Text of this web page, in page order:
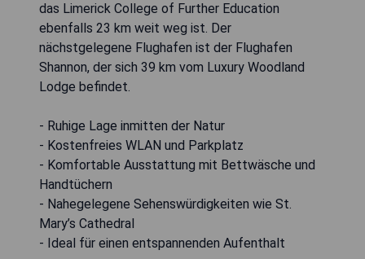
das Limerick College of Further Education
ebenfalls 23 km weit weg ist. Der
nächstgelegene Flughafen ist der Flughafen
Shannon, der sich 39 km vom Luxury Woodland
Lodge befindet.
- Ruhige Lage inmitten der Natur
- Kostenfreies WLAN und Parkplatz
- Komfortable Ausstattung mit Bettwäsche und
Handtüchern
- Nahegelegene Sehenswürdigkeiten wie St.
Mary’s Cathedral
- Ideal für einen entspannenden Aufenthalt